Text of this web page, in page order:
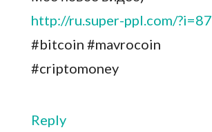
http://ru.super-ppl.com/?i=87
‬#‎bitcoin‬ ‪‪#‎mavrocoin
#‎criptomoney‬‬‬
Reply